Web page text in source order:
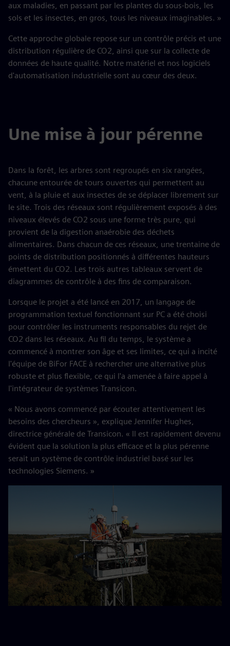
aux maladies, en passant par les plantes du sous-bois, les
sols et les insectes, en gros, tous les niveaux imaginables. »
Cette approche globale repose sur un contrôle précis et une
distribution régulière de CO2, ainsi que sur la collecte de
données de haute qualité. Notre matériel et nos logiciels
d'automatisation industrielle sont au cœur des deux.
Une mise à jour pérenne
Dans la forêt, les arbres sont regroupés en six rangées,
chacune entourée de tours ouvertes qui permettent au
vent, à la pluie et aux insectes de se déplacer librement sur
le site. Trois des réseaux sont régulièrement exposés à des
niveaux élevés de CO2 sous une forme très pure, qui
provient de la digestion anaérobie des déchets
alimentaires. Dans chacun de ces réseaux, une trentaine de
points de distribution positionnés à différentes hauteurs
émettent du CO2. Les trois autres tableaux servent de
diagrammes de contrôle à des fins de comparaison.
Lorsque le projet a été lancé en 2017, un langage de
programmation textuel fonctionnant sur PC a été choisi
pour contrôler les instruments responsables du rejet de
CO2 dans les réseaux. Au fil du temps, le système a
commencé à montrer son âge et ses limites, ce qui a incité
l'équipe de BiFor FACE à rechercher une alternative plus
robuste et plus flexible, ce qui l'a amenée à faire appel à
l'intégrateur de systèmes Transicon.
« Nous avons commencé par écouter attentivement les
besoins des chercheurs », explique Jennifer Hughes,
directrice générale de Transicon. « Il est rapidement devenu
évident que la solution la plus efficace et la plus pérenne
serait un système de contrôle industriel basé sur les
technologies Siemens. »